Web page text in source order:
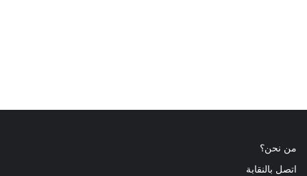
من نحن؟
اتصل بالنقابة